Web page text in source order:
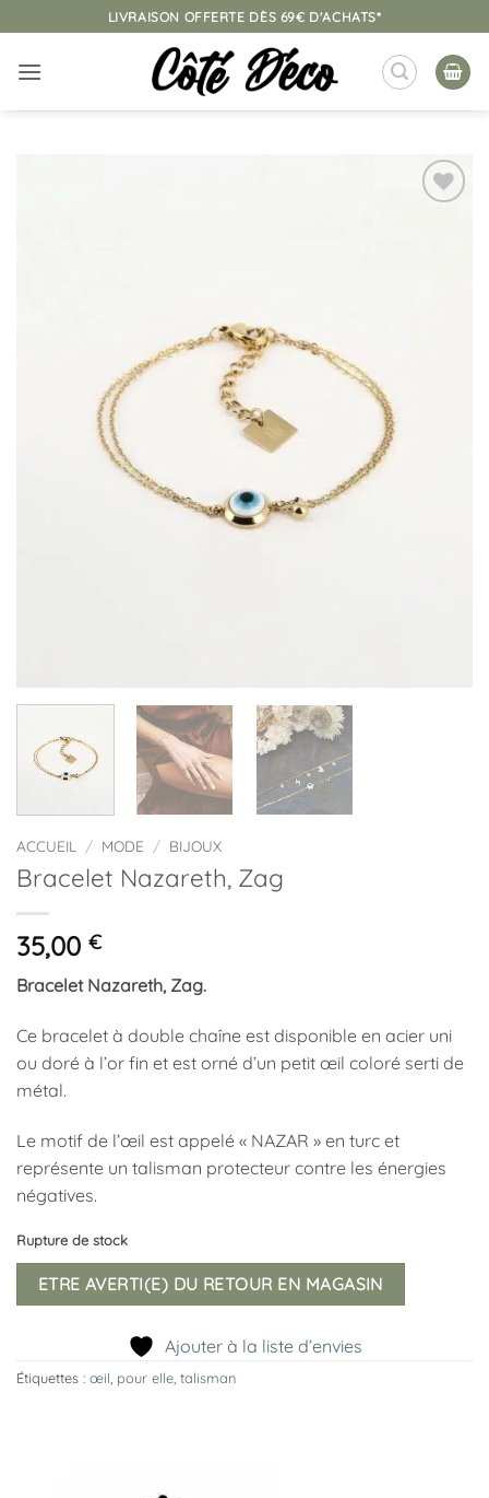
au
contenu
LIVRAISON OFFERTE DÈS 69€ D'ACHATS*
ACCUEIL / MODE / BIJOUX
Bracelet Nazareth, Zag
35,00 €
Bracelet Nazareth, Zag.
Ce bracelet à double chaîne est disponible en acier uni
ou doré à l’or fin et est orné d’un petit œil coloré serti de
métal.
Le motif de l’œil est appelé « NAZAR » en turc et
représente un talisman protecteur contre les énergies
négatives.
Rupture de stock
ETRE AVERTI(E) DU RETOUR EN MAGASIN
Ajouter à la liste d’envies
Étiquettes : œil, pour elle, talisman